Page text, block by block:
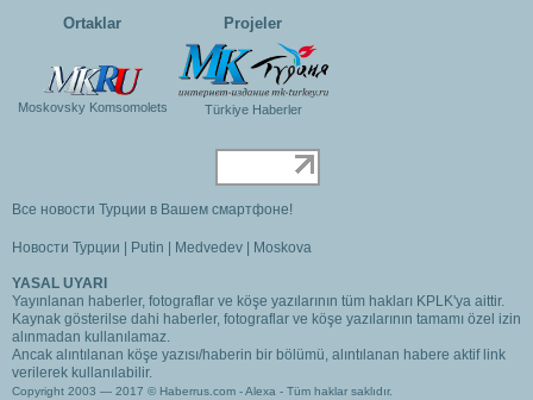
Ortaklar
Moskovsky Komsomolets
Projeler
Türkiye Haberler
Все новости Турции в Вашем смартфоне!
Новости Турции Putin Medvedev Moskova
YASAL UYARI
Yayınlanan haberler, fotograflar ve köşe yazılarının tüm hakları KPLK'ya aittir.
Kaynak gösterilse dahi haberler, fotograflar ve köşe yazılarının tamamı özel izin
alınmadan kullanılamaz.
Ancak alıntılanan köşe yazısı/haberin bir bölümü, alıntılanan habere aktif link
verilerek kullanılabilir.
Copyright 2003 — 2017 © Haberrus.com -Alexa - Tüm haklar saklıdır.